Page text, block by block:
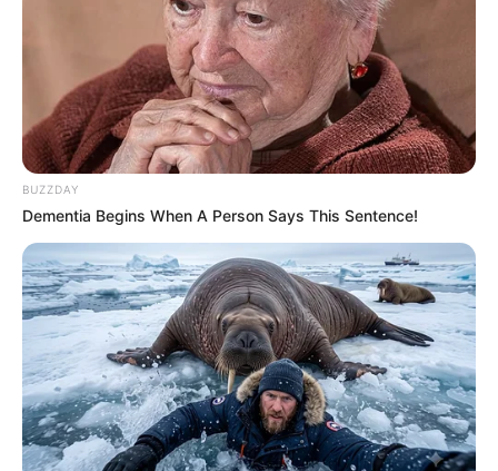
plus chanceux du jour
BUZZDAY
Dementia Begins When A Person Says This Sentence!